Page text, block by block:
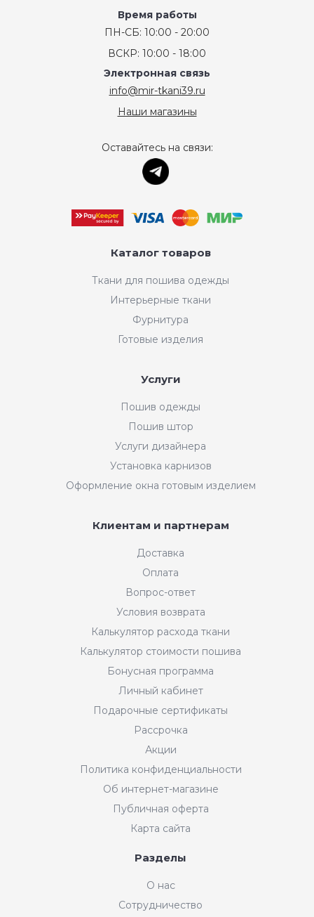
Время работы
ПН-СБ: 10:00 - 20:00
ВСКР: 10:00 - 18:00
Электронная связь
info@mir-tkani39.ru
Наши магазины
Оставайтесь на связи:
Каталог товаров
Ткани для пошива одежды
Интерьерные ткани
Фурнитура
Готовые изделия
Услуги
Пошив одежды
Пошив штор
Услуги дизайнера
Установка карнизов
Оформление окна готовым изделием
Клиентам и партнерам
Доставка
Оплата
Вопрос-ответ
Условия возврата
Калькулятор расхода ткани
Калькулятор стоимости пошива
Бонусная программа
Личный кабинет
Подарочные сертификаты
Рассрочка
Акции
Политика конфиденциальности
Об интернет-магазине
Публичная оферта
Карта сайта
Разделы
О нас
Сотрудничество